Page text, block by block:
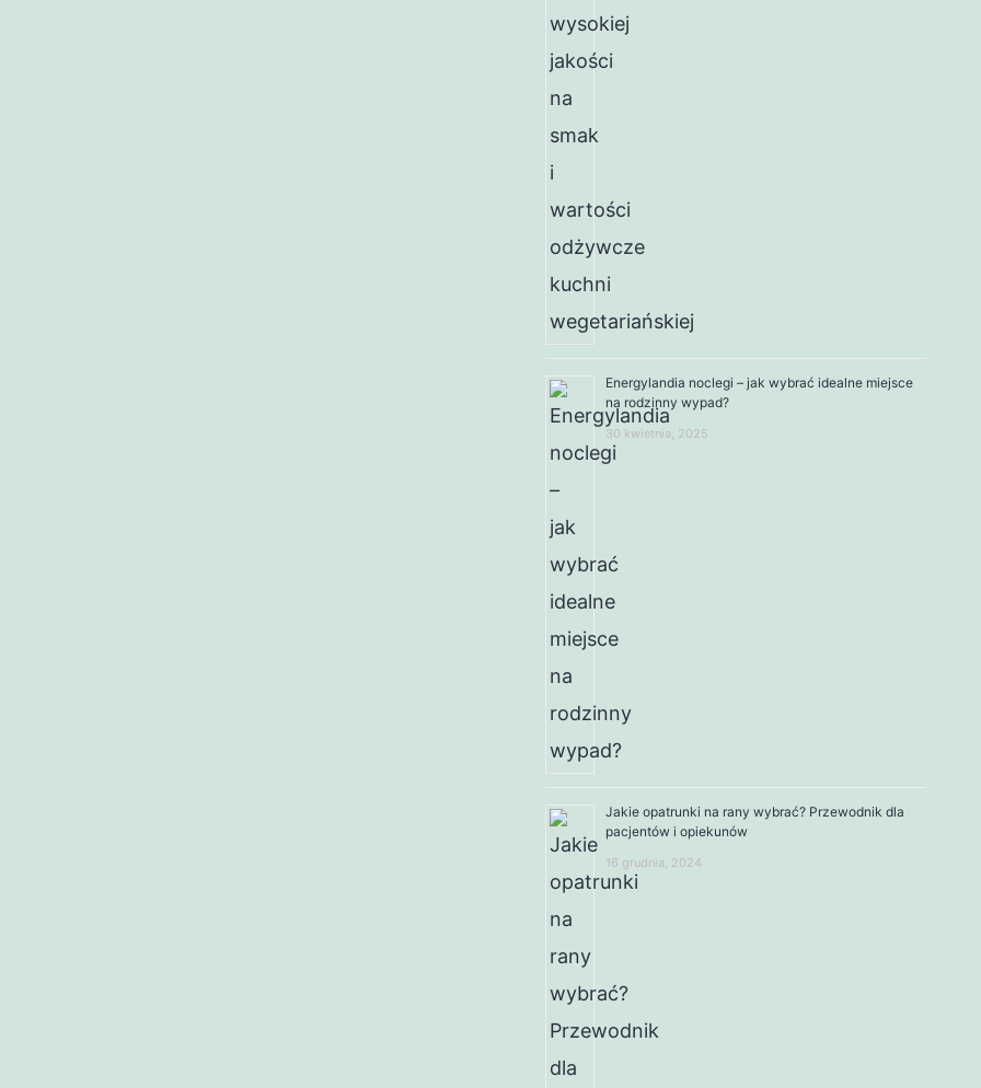
Energylandia noclegi – jak wybrać idealne miejsce
na rodzinny wypad?
30 kwietnia, 2025
Jakie opatrunki na rany wybrać? Przewodnik dla
pacjentów i opiekunów
16 grudnia, 2024